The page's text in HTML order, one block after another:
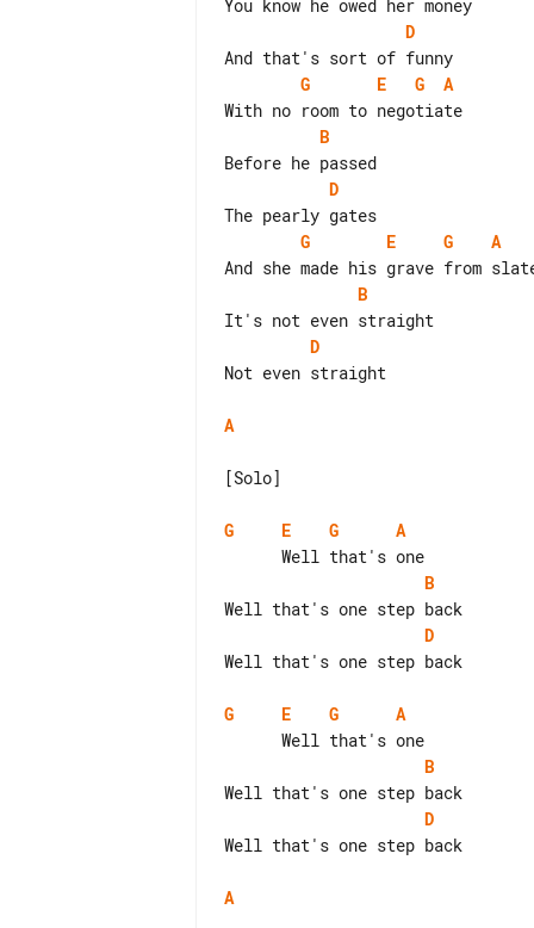
D
G
E G
A
B
D
G
E G A
B
D
Not even straight
A
[Solo]
G E G
A
B
D
Well that's one step back
G E G
A
B
D
Well that's one step back
A